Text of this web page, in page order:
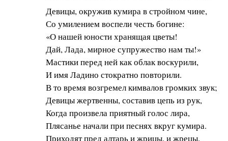
Девицы, окружив кумира в стройном чине,
Со умилением воспели честь богине:
«О нашей юности хранящая цветы!
Дай, Лада, мирное супружество нам ты!»
Мастики перед ней как облак воскурили,
И имя Ладино стократно повторили.
В то время возгремел кимвалов громких звук;
Девицы жертвенны, составив цепь из рук,
Когда произвела приятный голос лира,
Плясанье начали при песнях вкруг кумира.
Приходят пред алтарь и жрицы, и жрецы,